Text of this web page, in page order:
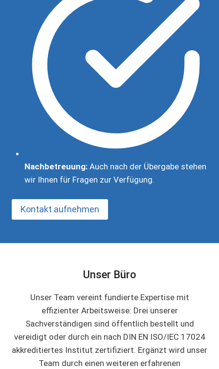
Nachbetreuung:Auch nach der Übergabe stehen
wir Ihnen für Fragen zur Verfügung.
Kontakt aufnehmen
Unser Büro
Unser Team vereint fundierte Expertise mit
effizienter Arbeitsweise: Drei unserer
Sachverständigen sind öffentlich bestellt und
vereidigt oder durch ein nach DIN EN ISO/IEC 17024
akkreditiertes Institut zertifiziert. Ergänzt wird unser
Team durch einen weiteren erfahrenen